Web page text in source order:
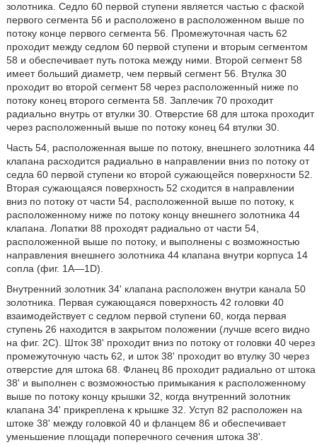
золотника. Седло 60 первой ступени является частью с фаской
первого сегмента 56 и расположено в расположенном выше по
потоку конце первого сегмента 56. Промежуточная часть 62
проходит между седлом 60 первой ступени и вторым сегментом
58 и обеспечивает путь потока между ними. Второй сегмент 58
имеет больший диаметр, чем первый сегмент 56. Втулка 30
проходит во второй сегмент 58 через расположенный ниже по
потоку конец второго сегмента 58. Заплечик 70 проходит
радиально внутрь от втулки 30. Отверстие 68 для штока проходит
через расположенный выше по потоку конец 64 втулки 30.
Часть 54, расположенная выше по потоку, внешнего золотника 44
клапана расходится радиально в направлении вниз по потоку от
седла 60 первой ступени ко второй сужающейся поверхности 52.
Вторая сужающаяся поверхность 52 сходится в направлении
вниз по потоку от части 54, расположенной выше по потоку, к
расположенному ниже по потоку концу внешнего золотника 44
клапана. Лопатки 88 проходят радиально от части 54,
расположенной выше по потоку, и выполнены с возможностью
направления внешнего золотника 44 клапана внутри корпуса 14
сопла (фиг. 1A—1D).
Внутренний золотник 34' клапана расположен внутри канала 50
золотника. Первая сужающаяся поверхность 42 головки 40
взаимодействует с седлом первой ступени 60, когда первая
ступень 26 находится в закрытом положении (лучше всего видно
на фиг. 2C). Шток 38' проходит вниз по потоку от головки 40 через
промежуточную часть 62, и шток 38' проходит во втулку 30 через
отверстие для штока 68. Фланец 86 проходит радиально от штока
38' и выполнен с возможностью примыкания к расположенному
выше по потоку концу крышки 32, когда внутренний золотник
клапана 34' прикреплена к крышке 32. Уступ 82 расположен на
штоке 38' между головкой 40 и фланцем 86 и обеспечивает
уменьшение площади поперечного сечения штока 38'.